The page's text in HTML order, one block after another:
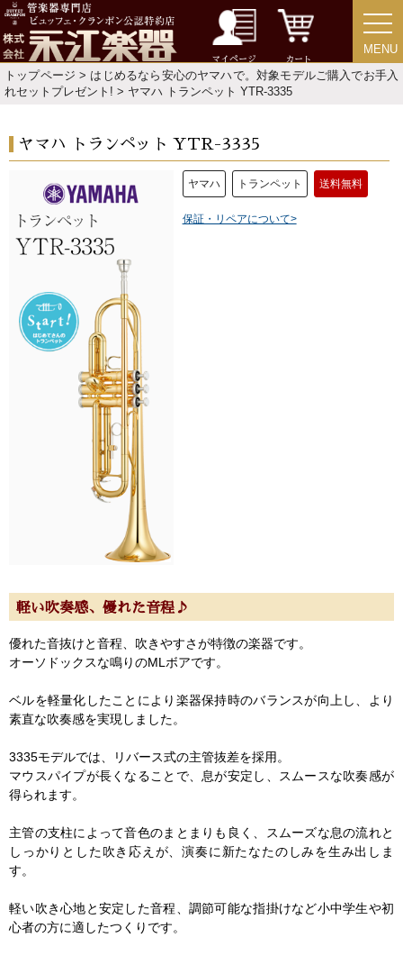
マイページ カート
MENU
MENU
トップページ > はじめるなら安心のヤマハで。対象モデルご購入でお手入
れセットプレゼント! > ヤマハ トランペット YTR-3335
ヤマハ トランペット YTR-3335
ヤマハ トランペット 送料無料
保証・リペアについて>
軽い吹奏感、優れた音程♪
優れた音抜けと音程、吹きやすさが特徴の楽器です。
オーソドックスな鳴りのMLボアです。
ベルを軽量化したことにより楽器保持時のバランスが向上し、より
素直な吹奏感を実現しました。
3335モデルでは、リバース式の主管抜差を採用。
マウスパイプが長くなることで、息が安定し、スムースな吹奏感が
得られます。
主管の支柱によって音色のまとまりも良く、スムーズな息の流れと
しっかりとした吹き応えが、演奏に新たなたのしみを生み出しま
す。
軽い吹き心地と安定した音程、調節可能な指掛けなど小中学生や初
心者の方に適したつくりです。